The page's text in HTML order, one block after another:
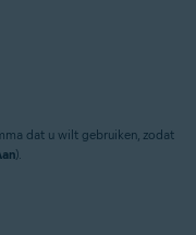
dat u wilt gebruiken, zodat
).